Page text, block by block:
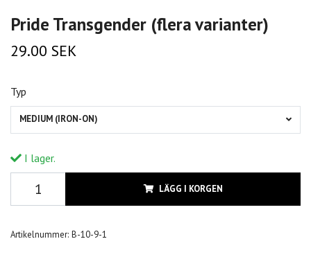
Pride Transgender (flera varianter)
29.00 SEK
Typ
MEDIUM (IRON-ON)
I lager.
LÄGG I KORGEN
Artikelnummer: B-10-9-1